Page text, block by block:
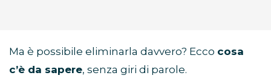
Ma è possibile eliminarla davvero? Ecco cosa
c’è da sapere, senza giri di parole.